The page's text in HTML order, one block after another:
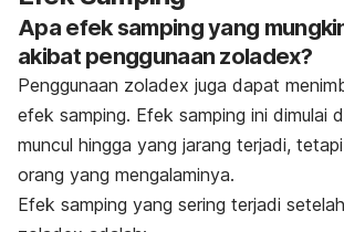
Apa efek samping yang
akibat penggunaan zoladex?
Penggunaan zoladex juga dapat
efek samping. Efek samping ini dimulai
muncul hingga yang jarang terjadi,
orang yang mengalaminya.
Efek samping yang sering terjadi